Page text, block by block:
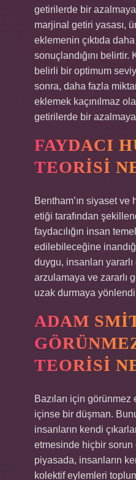
getirilerde bir
marjinal getiri yasası,
eklemenin çıktıda
sonuçlandığını belirtir.
belirli bir optimum
sonra, daha fazla
eklemek kaçınılmaz
getirilerde bir azalmaya
FAYDACI
TEORISI
Bentham’ın siyaset ve
etiği tarafından
faydacılığın insan
edilebileceğine
duygu, insanları
arzulamaya ve zararlı
uzak durmaya
ADAM
TEORISI
Bazıları için
içinse bir düşman.
insanların kendi
etmesinde hiçbir sorun
piyasada, insanların
kolektif eylemleri